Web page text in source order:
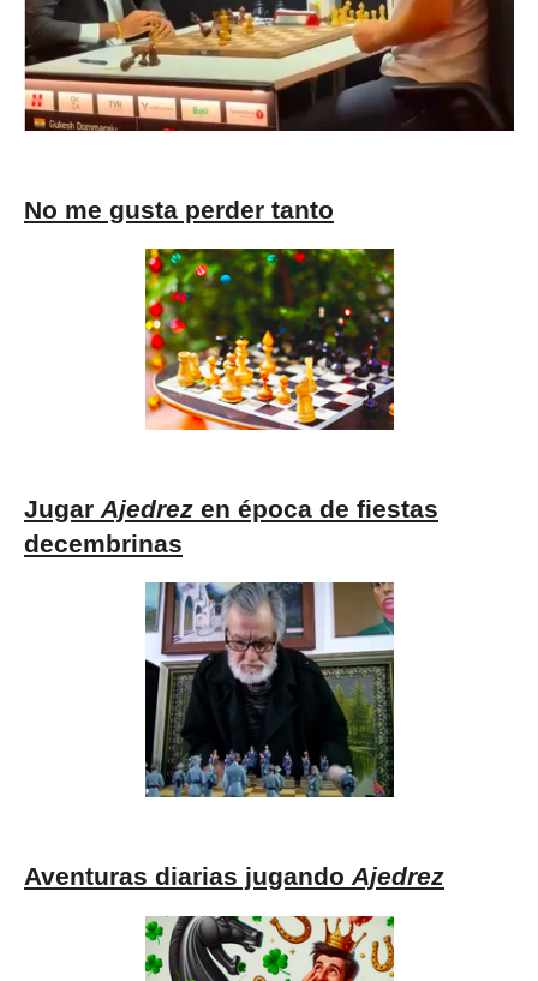
No me gusta perder tanto
Jugar Ajedrez en época de fiestas
decembrinas
Aventuras diarias jugandoAjedrez